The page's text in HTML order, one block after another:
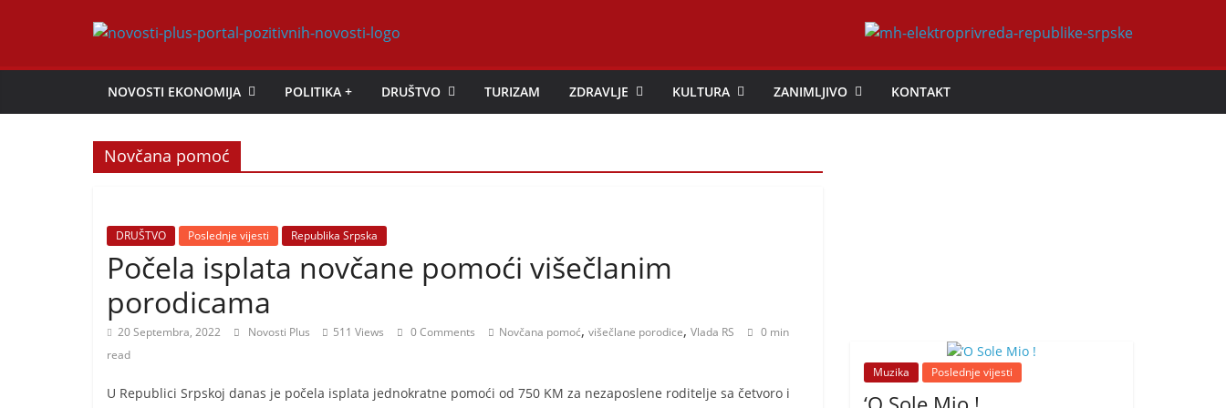
Novosti
Plus
NOVOSTI EKONOMIJA POLITIKA + DRUŠTVO TURIZAM ZDRAVLJE KULTURA ZANIMLJIVO KONTAKT
Novčana pomoć
DRUŠTVO Poslednje vijesti Republika Srpska
Počela isplata novčane pomoći višečlanim
porodicama
20 Septembra, 2022 Novosti Plus 511 Views 0 Comments Novčana pomoć, višečlane porodice, Vlada RS
0 min
read
U Republici Srpskoj danas je počela isplata jednokratne pomoći od 750 KM za nezaposlene roditelje sa četvoro i
Muzika Poslednje vijesti